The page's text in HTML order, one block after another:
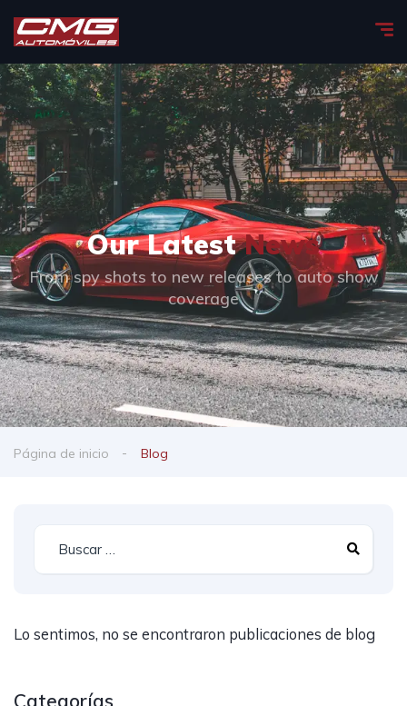
Our LatestNews
From spy shots to new releases to auto show
coverage
Página de inicio Blog
Lo sentimos, no se encontraron publicaciones de blog
Categorías